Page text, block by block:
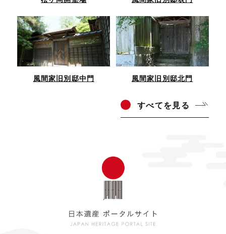
風間家旧別邸中門 風間家旧別邸北門
すべてを見る